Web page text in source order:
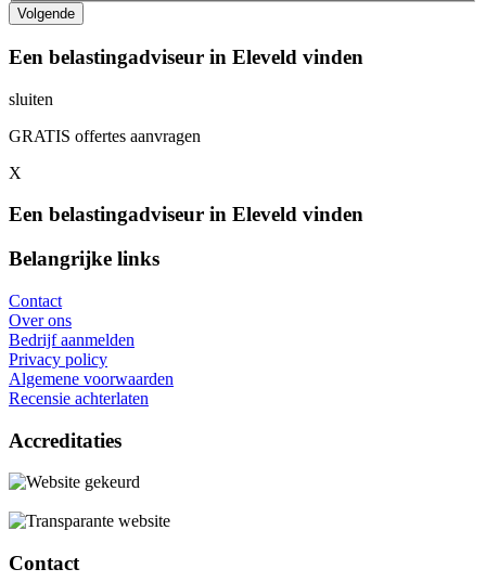
Een belastingadviseur in Eleveld vinden
sluiten
GRATIS offertes aanvragen
X
Een belastingadviseur in Eleveld vinden
Belangrijke links
Contact
Over ons
Bedrijf aanmelden
Privacy policy
Algemene voorwaarden
Recensie achterlaten
Accreditaties
Contact